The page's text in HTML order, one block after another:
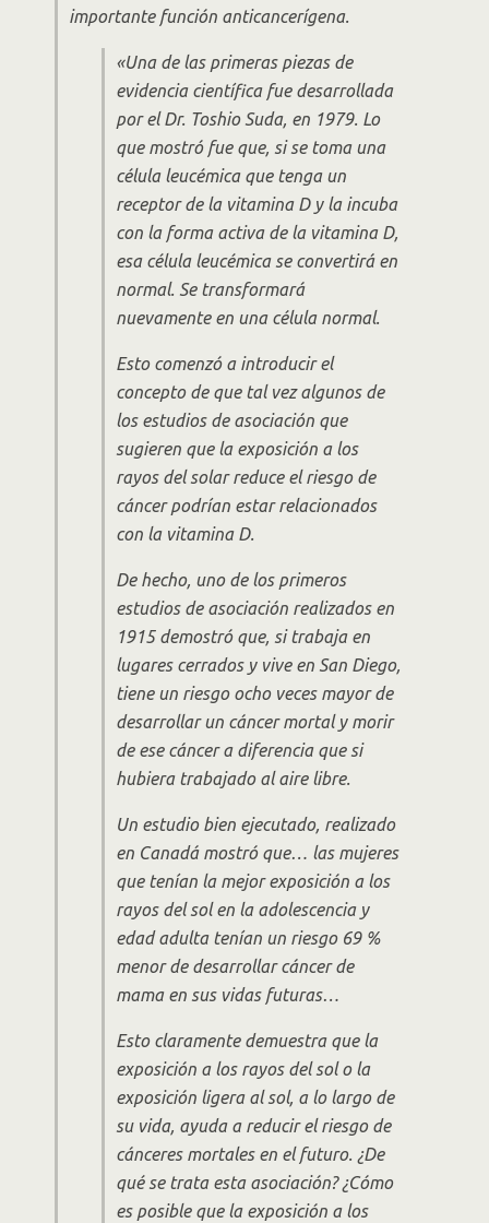
importante función anticancerígena.
«Una de las primeras piezas de
evidencia científica fue desarrollada
por el Dr. Toshio Suda, en 1979. Lo
que mostró fue que, si se toma una
célula leucémica que tenga un
receptor de la vitamina D y la incuba
con la forma activa de la vitamina D,
esa célula leucémica se convertirá en
normal. Se transformará
nuevamente en una célula normal.
Esto comenzó a introducir el
concepto de que tal vez algunos de
los estudios de asociación que
sugieren que la exposición a los
rayos del solar reduce el riesgo de
cáncer podrían estar relacionados
con la vitamina D.
De hecho, uno de los primeros
estudios de asociación realizados en
1915 demostró que, si trabaja en
lugares cerrados y vive en San Diego,
tiene un riesgo ocho veces mayor de
desarrollar un cáncer mortal y morir
de ese cáncer a diferencia que si
hubiera trabajado al aire libre.
Un estudio bien ejecutado, realizado
en Canadá mostró que… las mujeres
que tenían la mejor exposición a los
rayos del sol en la adolescencia y
edad adulta tenían un riesgo 69 %
menor de desarrollar cáncer de
mama en sus vidas futuras…
Esto claramente demuestra que la
exposición a los rayos del sol o la
exposición ligera al sol, a lo largo de
su vida, ayuda a reducir el riesgo de
cánceres mortales en el futuro. ¿De
qué se trata esta asociación? ¿Cómo
es posible que la exposición a los